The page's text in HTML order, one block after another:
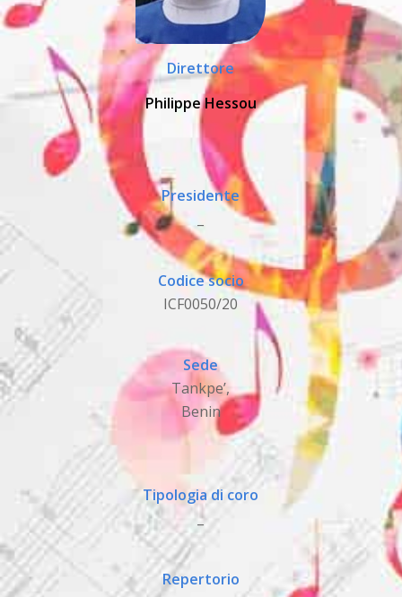
Direttore
Philippe Hessou
Presidente
Codice socio
ICF0050/20
Sede
Tankpe’,
Benin
Tipologia di coro
_
Repertorio